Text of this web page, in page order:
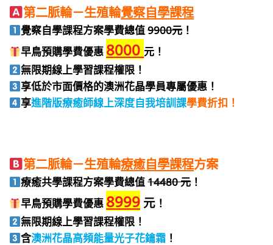
第二脈輪－生殖輪覺察自學課程
覺察自學課程方案學費總值9900元！
早鳥預購學費優惠 8000 元！
無限期線上學習課程權限！
享低於市面價格的澳洲花晶學員專屬優惠！
享進階版療癒師線上深度自我培訓課學費折扣！
第二脈輪－生殖輪療癒自學課程方案
療癒共學課程方案學費總值14480 元！
早鳥預購學費優惠 8999 元 ！
無限期線上學習課程權限！
含澳洲花晶高頻能量光子花鑰霜 ！